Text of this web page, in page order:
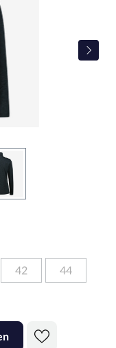
42 44
ein oder benutze die